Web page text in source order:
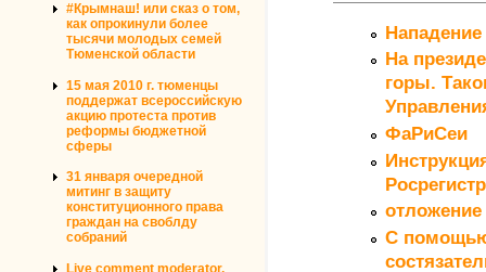
#Крымнаш! или сказ о том,
как опрокинули более
тысячи молодых семей
Тюменской области
15 мая 2010 г. тюменцы
поддержат всероссийскую
акцию протеста против
реформы бюджетной
сферы
31 января очередной
митинг в защиту
конституционного права
граждан на своблду
собраний
Live comment moderator.
На
горы.
ФаРиСеи
отложение
С помощью